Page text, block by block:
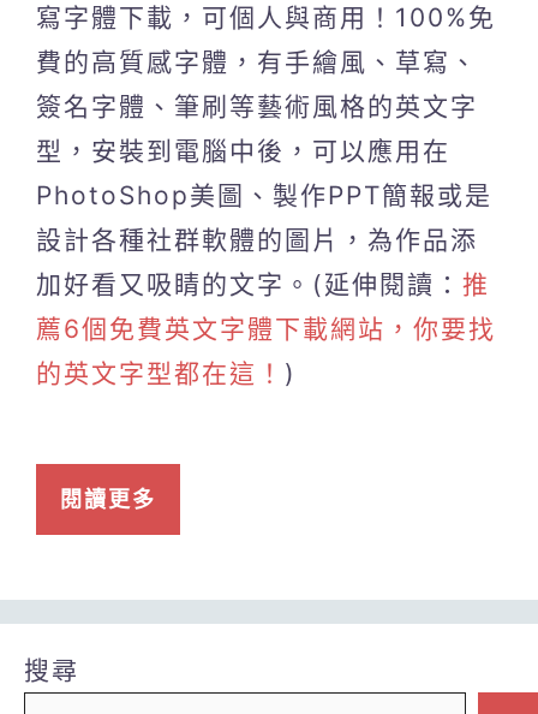
寫字體下載，可個人與商用！100%免
費的高質感字體，有手繪風、草寫、
簽名字體、筆刷等藝術風格的英文字
型，安裝到電腦中後，可以應用在
PhotoShop美圖、製作PPT簡報或是
設計各種社群軟體的圖片，為作品添
加好看又吸睛的文字。(延伸閱讀： 推
薦6個免費英文字體下載網站，你要找
的英文字型都在這！ )
閱讀更多
搜尋